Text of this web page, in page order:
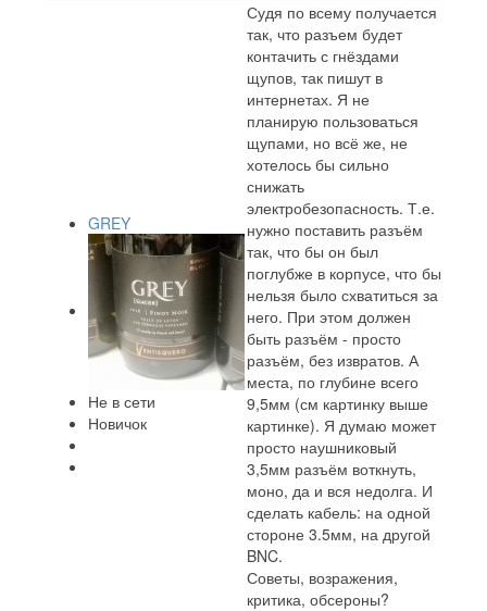
GREY
Не в сети
Новичок
Судя по всему получается
так, что разъем будет
контачить с гнёздами
щупов, так пишут в
интернетах. Я не
планирую пользоваться
щупами, но всё же, не
хотелось бы сильно
снижать
электробезопасность. Т.е.
нужно поставить разъём
так, что бы он был
поглубже в корпусе, что бы
нельзя было схватиться за
него. При этом должен
быть разъём - просто
разъём, без извратов. А
места, по глубине всего
9,5мм (см картинку выше
картинке). Я думаю может
просто наушниковый
3,5мм разъём воткнуть,
моно, да и вся недолга. И
сделать кабель: на одной
стороне 3.5мм, на другой
BNC.
Советы, возражения,
критика, обсероны?